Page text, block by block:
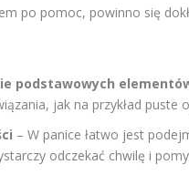
po pomoc, powinno się
podstawowych
jak na przykład puste
– W panice łatwo jest
odczekać chwilę i